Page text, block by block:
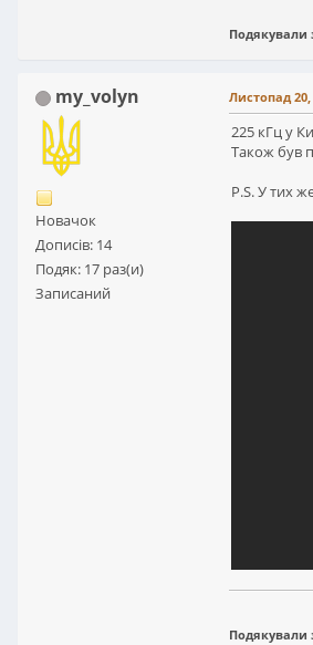
Подякували
my_volyn
Новачок
Дописів: 14
Подяк: 17 раз(и)
Записаний
Листопад 20,
225 кГц у
Також був
P.S. У тих
Подякували